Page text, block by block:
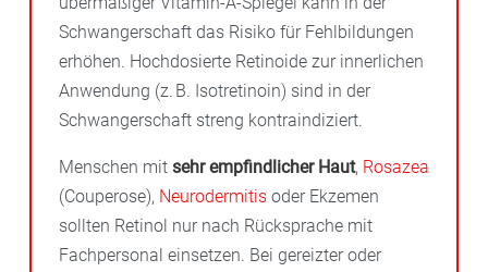
Schwangerschaft das Risiko für Fehlbildungen
erhöhen. Hochdosierte Retinoide zur innerlichen
Anwendung (z. B. Isotretinoin) sind in der
Schwangerschaft streng kontraindiziert.
Menschen mit sehr empfindlicher Haut, Rosazea
(Couperose), Neurodermitis oder Ekzemen
sollten Retinol nur nach Rücksprache mit
Fachpersonal einsetzen. Bei gereizter oder